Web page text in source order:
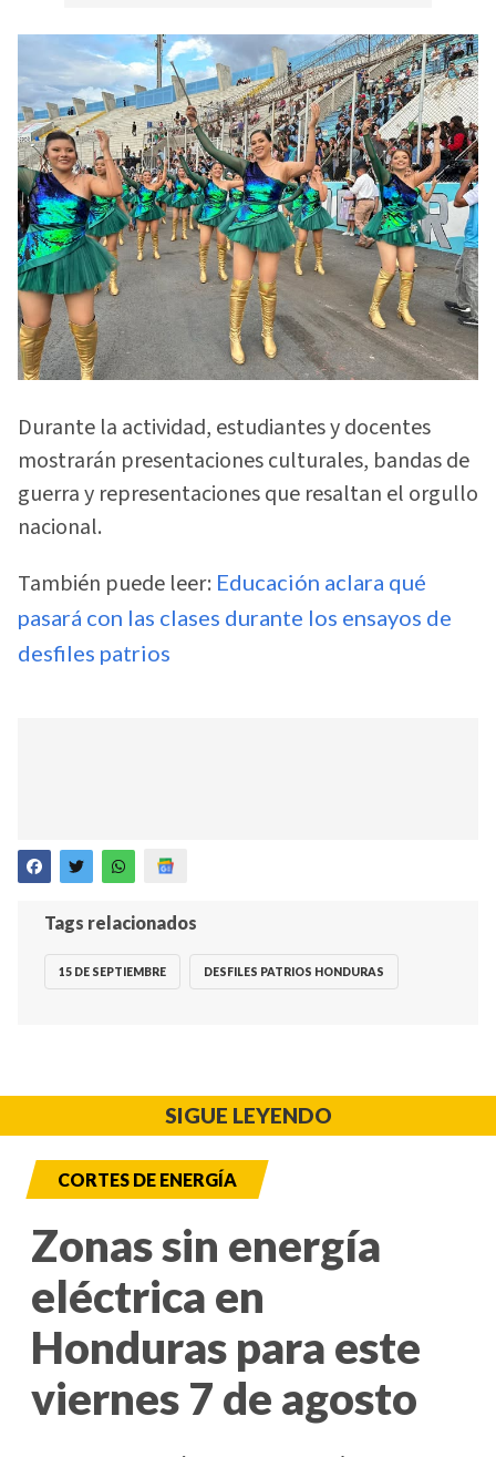
Durante la actividad, estudiantes y docentes
mostrarán presentaciones culturales, bandas de
guerra y representaciones que resaltan el orgullo
nacional.
También puede leer: Educación aclara qué
pasará con las clases durante los ensayos de
desfiles patrios
Tags relacionados
15 DE SEPTIEMBRE DESFILES PATRIOS HONDURAS
SIGUE LEYENDO
CORTES DE ENERGÍA
Zonas sin energía
eléctrica en
Honduras para este
viernes 7 de agosto